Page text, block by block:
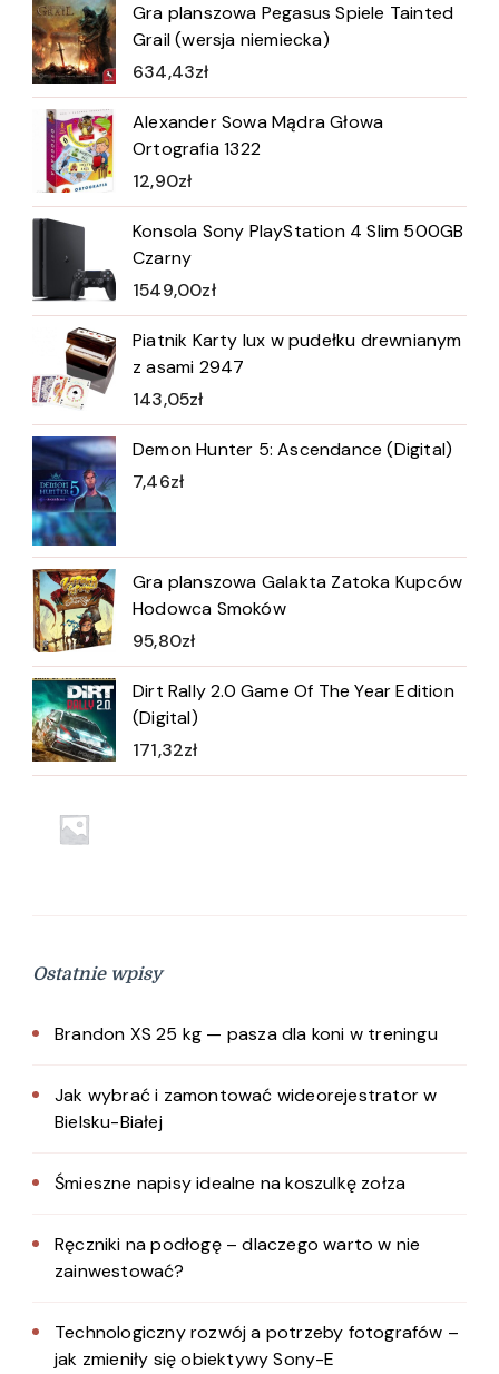
Gra planszowa Pegasus Spiele Tainted
Grail (wersja niemiecka)
634,43zł
Alexander Sowa Mądra Głowa
Ortografia 1322
12,90zł
Konsola Sony PlayStation 4 Slim 500GB
Czarny
1549,00zł
Piatnik Karty lux w pudełku drewnianym
z asami 2947
143,05zł
Demon Hunter 5: Ascendance (Digital)
7,46zł
Gra planszowa Galakta Zatoka Kupców
Hodowca Smoków
95,80zł
Dirt Rally 2.0 Game Of The Year Edition
(Digital)
171,32zł
Ostatnie wpisy
Brandon XS 25 kg — pasza dla koni w treningu
Jak wybrać i zamontować wideorejestrator w
Bielsku-Białej
Śmieszne napisy idealne na koszulkę zołza
Ręczniki na podłogę – dlaczego warto w nie
zainwestować?
Technologiczny rozwój a potrzeby fotografów –
jak zmieniły się obiektywy Sony-E